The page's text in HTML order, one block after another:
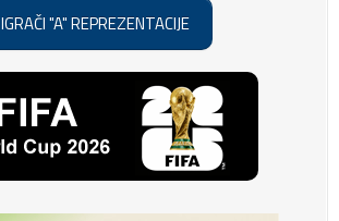
IGRAČI "A" REPREZENTACIJE